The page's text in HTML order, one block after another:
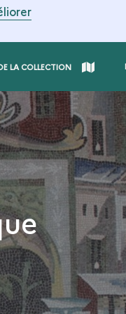
LA COLLECTION